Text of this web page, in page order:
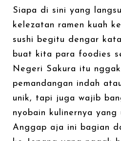
Siapa di sini yang
kelezatan ramen kuah
sushi begitu dengar
buat kita para foodies
Negeri Sakura itu
pemandangan indah
unik, tapi juga wajib
nyobain kulinernya yang
Anggap aja ini bagian